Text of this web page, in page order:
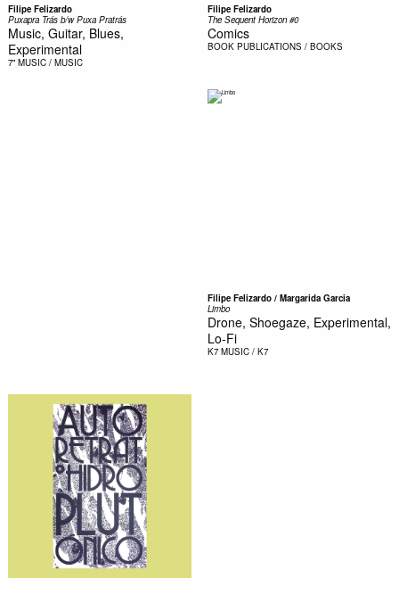
Filipe Felizardo
Puxapra Trás b/w Puxa Pratrás
Music, Guitar, Blues,
Experimental
7" MUSIC / MUSIC
Filipe Felizardo
The Sequent Horizon #0
Comics
BOOK PUBLICATIONS / BOOKS
Filipe Felizardo / Margarida Garcia
Limbo
Drone, Shoegaze, Experimental,
Lo-Fi
K7 MUSIC / K7